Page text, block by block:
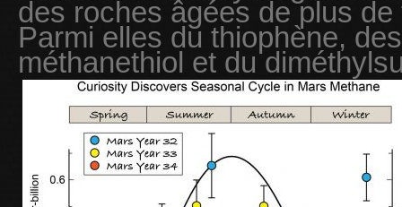
des roches âgées de plus
Parmi elles du thiophène,
méthanethiol et du